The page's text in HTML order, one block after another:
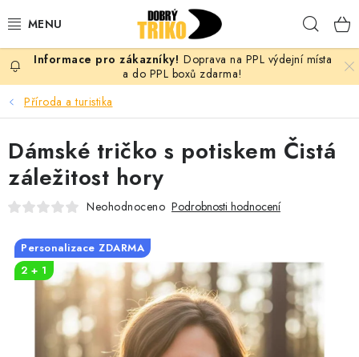
na
PRO ŽENY
PRO MUŽE
PRO DĚTI
PRO PÁRY
VLASTNÍ MOTIV
Doprava na PPL výdejní místa
a do PPL boxů zdarma!
Příroda a turistika
Dámské tričko s potiskem Čistá
záležitost hory
Neohodnoceno Podrobnosti hodnocení
Personalizace ZDARMA
2 + 1